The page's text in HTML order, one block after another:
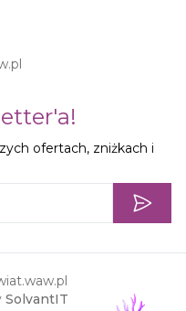
ofertach, zniżkach i
SolvantIT